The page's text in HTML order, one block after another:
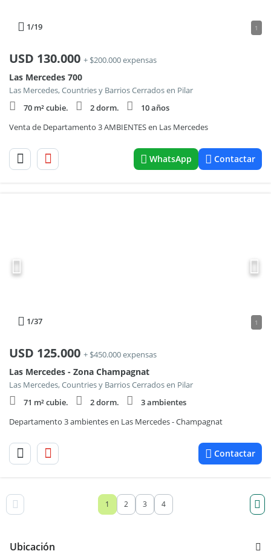
1/19 1
USD 130.000 + $200.000 expensas
Las Mercedes 700
Las Mercedes, Countries y Barrios Cerrados en Pilar
70 m² cubie.
2 dorm.
10 años
Venta de Departamento 3 AMBIENTES en Las Mercedes
WhatsApp Contactar
1/37 1
USD 125.000 + $450.000 expensas
Las Mercedes - Zona Champagnat
Las Mercedes, Countries y Barrios Cerrados en Pilar
71 m² cubie.
2 dorm.
3 ambientes
Departamento 3 ambientes en Las Mercedes - Champagnat
Contactar
1 2 3 4
Ubicación